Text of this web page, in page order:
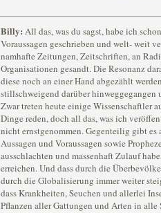
Billy: All das, was du sagst, habe ich
Voraussagen geschrieben und welt- weit
namhafte Zeitungen, Zeitschriften, an
Organisationen gesandt. Die Resonanz
diese noch an einer Hand abgezählt
stillschweigend darüber hinweggegangen
Zwar treten heute einige Wissenschaftler
Dinge reden, doch all das, was ich
nicht ernstgenommen. Gegenteilig gibt es
Aussagen und Voraussagen sowie
ausschlachten und massenhaft Zulauf
erreichen. Und dass durch die
durch die Globalisierung immer weiter
dass Krankheiten, Seuchen und allerlei
Pflanzen aller Gattungen und Arten in alle